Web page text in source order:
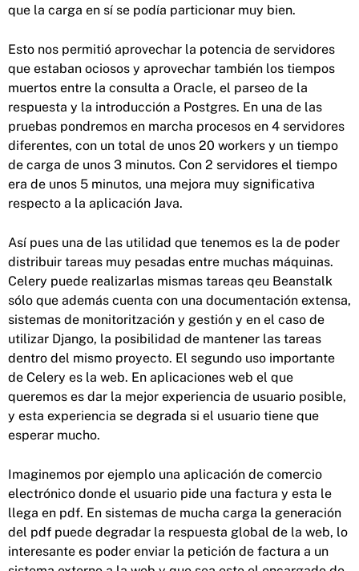
que la carga en sí se podía particionar muy bien.
Esto nos permitió aprovechar la potencia de servidores
que estaban ociosos y aprovechar también los tiempos
muertos entre la consulta a Oracle, el parseo de la
respuesta y la introducción a Postgres. En una de las
pruebas pondremos en marcha procesos en 4 servidores
diferentes, con un total de unos 20 workers y un tiempo
de carga de unos 3 minutos. Con 2 servidores el tiempo
era de unos 5 minutos, una mejora muy significativa
respecto a la aplicación Java.
Así pues una de las utilidad que tenemos es la de poder
distribuir tareas muy pesadas entre muchas máquinas.
Celery puede realizarlas mismas tareas qeu Beanstalk
sólo que además cuenta con una documentación extensa,
sistemas de monitoritzación y gestión y en el caso de
utilizar Django, la posibilidad de mantener las tareas
dentro del mismo proyecto. El segundo uso importante
de Celery es la web. En aplicaciones web el que
queremos es dar la mejor experiencia de usuario posible,
y esta experiencia se degrada si el usuario tiene que
esperar mucho.
Imaginemos por ejemplo una aplicación de comercio
electrónico donde el usuario pide una factura y esta le
llega en pdf. En sistemas de mucha carga la generación
del pdf puede degradar la respuesta global de la web, lo
interesante es poder enviar la petición de factura a un